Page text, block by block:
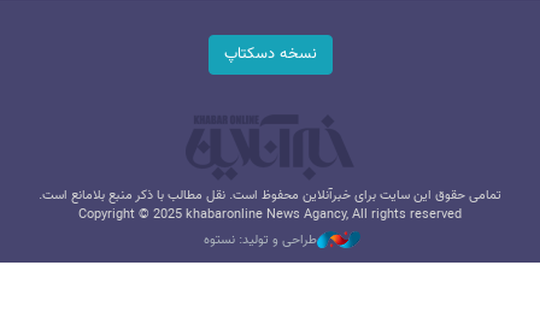
نسخه دسکتاپ
تمامی حقوق این سایت برای خبرآنلاین محفوظ است. نقل مطالب با ذکر منبع بلامانع است.
Copyright © 2025 khabaronline News Agancy, All rights reserved
طراحی و تولید: نستوه